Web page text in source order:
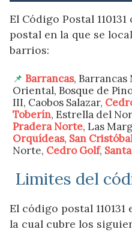
El Código Postal
postal en la que se
barrios:
Barrancas, Barrancas
Oriental, Bosque de
III, Caobos Salazar,
Toberín, Estrella del
Pradera Norte, Las
Orquídeas, San
Norte, Cedro Golf,
Limites del
El código postal
la cual cubre los